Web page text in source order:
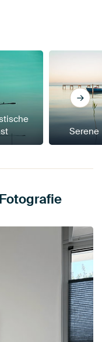
Serene